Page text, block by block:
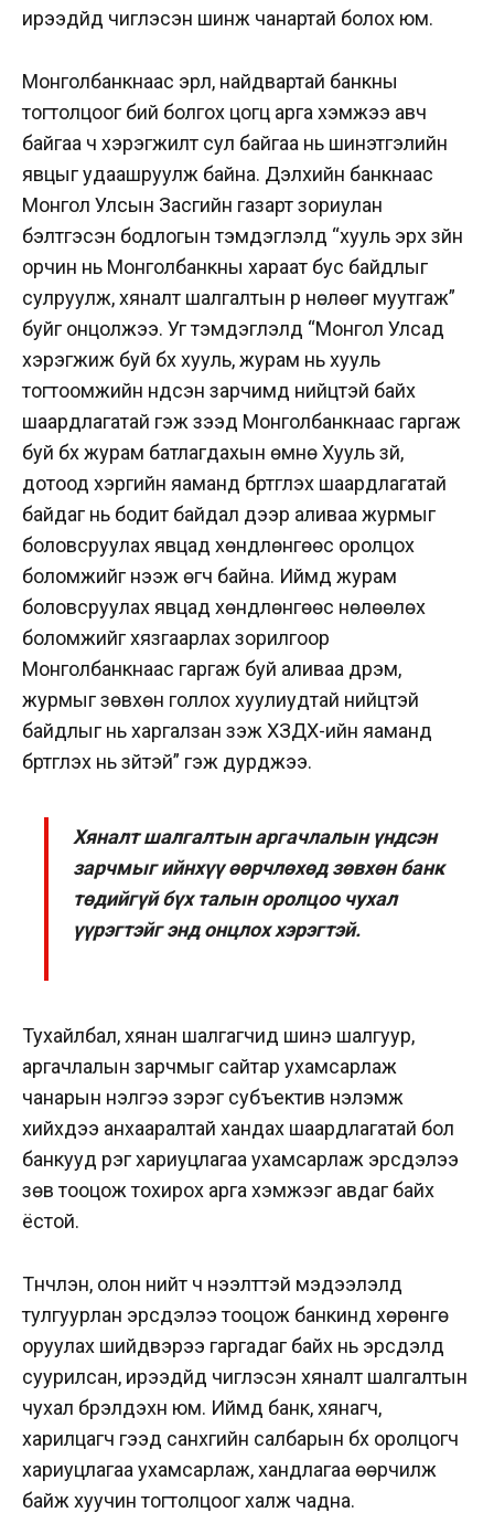
ирээдүйд чиглэсэн шинж чанартай болох юм.
Монголбанкнаас эрүүл, найдвартай банкны
тогтолцоог бий болгох цогц арга хэмжээ авч
байгаа ч хэрэгжилт сул байгаа нь шинэтгэлийн
явцыг удаашруулж байна. Дэлхийн банкнаас
Монгол Улсын Засгийн газарт зориулан
бэлтгэсэн бодлогын тэмдэглэлд “хууль эрх зүйн
орчин нь Монголбанкны хараат бус байдлыг
сулруулж, хяналт шалгалтын үр нөлөөг муутгаж”
буйг онцолжээ. Уг тэмдэглэлд “Монгол Улсад
хэрэгжиж буй бүх хууль, журам нь хууль
тогтоомжийн үндсэн зарчимд нийцтэй байх
шаардлагатай гэж үзээд Монголбанкнаас гаргаж
буй бүх журам батлагдахын өмнө Хууль зүй,
дотоод хэргийн яаманд бүртгүүлэх шаардлагатай
байдаг нь бодит байдал дээр аливаа журмыг
боловсруулах явцад хөндлөнгөөс оролцох
боломжийг нээж өгч байна. Иймд журам
боловсруулах явцад хөндлөнгөөс нөлөөлөх
боломжийг хязгаарлах зорилгоор
Монголбанкнаас гаргаж буй аливаа дүрэм,
журмыг зөвхөн голлох хуулиудтай нийцтэй
байдлыг нь харгалзан үзэж ХЗДХ-ийн яаманд
бүртгүүлэх нь зүйтэй” гэж дурджээ.
Хяналт шалгалтын аргачлалын үндсэн
зарчмыг ийнхүү өөрчлөхөд зөвхөн банк
төдийгүй бүх талын оролцоо чухал
үүрэгтэйг энд онцлох хэрэгтэй.
Тухайлбал, хянан шалгагчид шинэ шалгуур,
аргачлалын зарчмыг сайтар ухамсарлаж
чанарын үнэлгээ зэрэг субъектив үнэлэмж
хийхдээ анхааралтай хандах шаардлагатай бол
банкууд үүрэг хариуцлагаа ухамсарлаж эрсдэлээ
зөв тооцож тохирох арга хэмжээг авдаг байх
ёстой.
Түүнчлэн, олон нийт ч нээлттэй мэдээлэлд
тулгуурлан эрсдэлээ тооцож банкинд хөрөнгө
оруулах шийдвэрээ гаргадаг байх нь эрсдэлд
суурилсан, ирээдүйд чиглэсэн хяналт шалгалтын
чухал бүрэлдэхүүн юм. Иймд банк, хянагч,
харилцагч гээд санхүүгийн салбарын бүх оролцогч
хариуцлагаа ухамсарлаж, хандлагаа өөрчилж
байж хуучин тогтолцоог халж чадна.